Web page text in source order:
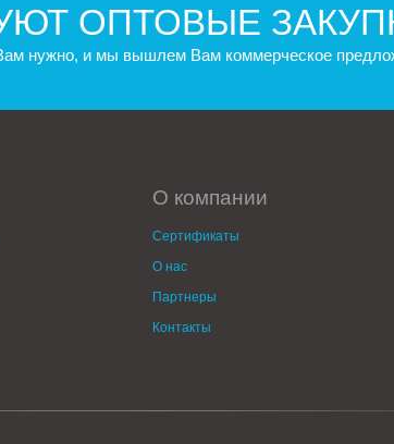
ОПТОВЫЕ
нужно, и мы вышлем Вам коммерческое
О компании
Сертификаты
О нас
Партнеры
Контакты